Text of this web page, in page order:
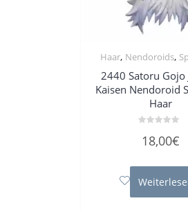
Haar, Nendoroids,
2440 Satoru Gojo
Kaisen Nendoroid
Haar
mit
5
18,00€